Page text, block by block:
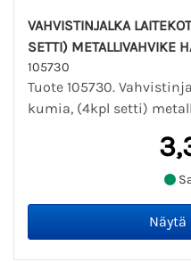
VAHVISTINJALKA
SETTI) METALLIVAHVIKE
105730
Tuote 105730.
kumia, (4kpl setti)